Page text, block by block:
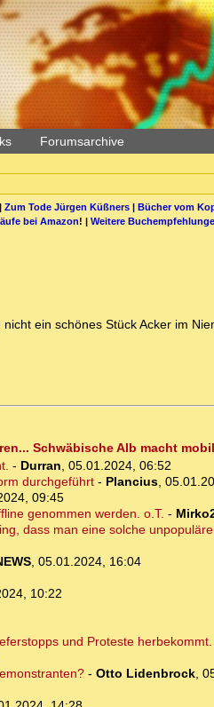
Forumsarchive
Zum Tode Jürgen Küßners| Bücher vom
bei Amazon! | Weitere
ein schönes Stück Acker im
Schwäbische Alb macht mobil
- Durran, 05.01.2024, 06:52
durchgeführt- Plancius,
09:45
genommen werden. o.T. -
dass man eine solche
, 05.01.2024, 16:04
10:22
und Proteste herbekommt.
- Otto Lidenbrock,